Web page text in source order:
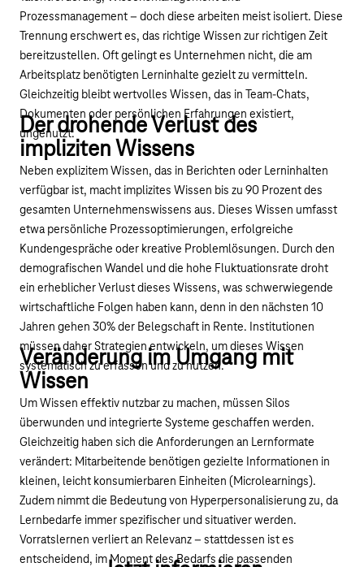
Prozessmanagement – doch diese arbeiten meist isoliert. Diese
Trennung erschwert es, das richtige Wissen zur richtigen Zeit
bereitzustellen. Oft gelingt es Unternehmen nicht, die am
Arbeitsplatz benötigten Lerninhalte gezielt zu vermitteln.
Gleichzeitig bleibt wertvolles Wissen, das in Team-Chats,
Dokumenten oder persönlichen Erfahrungen existiert,
ungenutzt.
Der drohende Verlust des
impliziten Wissens
Neben explizitem Wissen, das in Berichten oder Lerninhalten
verfügbar ist, macht implizites Wissen bis zu 90 Prozent des
gesamten Unternehmenswissens aus. Dieses Wissen umfasst
etwa persönliche Prozessoptimierungen, erfolgreiche
Kundengespräche oder kreative Problemlösungen. Durch den
demografischen Wandel und die hohe Fluktuationsrate droht
ein erheblicher Verlust dieses Wissens, was schwerwiegende
wirtschaftliche Folgen haben kann, denn in den nächsten 10
Jahren gehen 30% der Belegschaft in Rente. Institutionen
müssen daher Strategien entwickeln, um dieses Wissen
systematisch zu erfassen und zu nutzen.
Veränderung im Umgang mit
Wissen
Um Wissen effektiv nutzbar zu machen, müssen Silos
überwunden und integrierte Systeme geschaffen werden.
Gleichzeitig haben sich die Anforderungen an Lernformate
verändert: Mitarbeitende benötigen gezielte Informationen in
kleinen, leicht konsumierbaren Einheiten (Microlearnings).
Zudem nimmt die Bedeutung von Hyperpersonalisierung zu, da
Lernbedarfe immer spezifischer und situativer werden.
Vorratslernen verliert an Relevanz – stattdessen ist es
entscheidend, im Moment des Bedarfs die passenden